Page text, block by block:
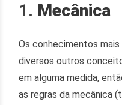
1. Mecânica
Os conhecimentos
diversos outros
em alguma medida,
as regras da mecânica